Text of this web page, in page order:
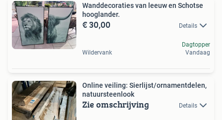
Wanddecoraties van leeuw en Schotse
hooglander.
€ 30,00 Details
Wildervank
Dagtopper
Vandaag
Online veiling: Sierlijst/ornamentdelen,
natuursteenlook
Zie omschrijving Details